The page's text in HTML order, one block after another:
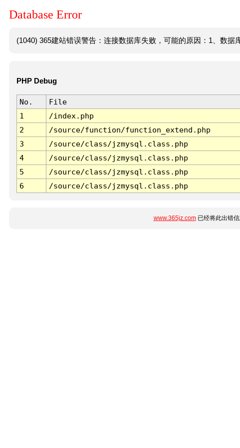
Database Error
(1040) 365建站错误警告：连接数据库失败，可能的原因：1、数据
PHP Debug
No. File
1
/index.php
2
/source/function/function_extend.php
3
/source/class/jzmysql.class.php
4
/source/class/jzmysql.class.php
5
/source/class/jzmysql.class.php
6
/source/class/jzmysql.class.php
www.365jz.com已经将此出错信